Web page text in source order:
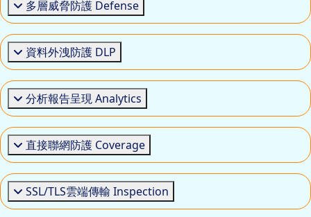
多層威脅防護 Defense
資料外洩防護 DLP
分析報告呈現 Analytics
直接聯網防護 Coverage
SSL/TLS雲端傳輸 Inspection